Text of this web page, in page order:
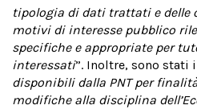
tipologia di dati trattati e delle
motivi di interesse pubblico
specifiche e appropriate per
interessati”. Inoltre, sono stati
disponibili dalla PNT per
modifiche alla disciplina